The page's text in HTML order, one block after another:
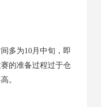
多为10月中旬，即
的准备过程过于仓
。